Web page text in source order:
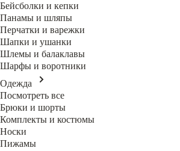
Бейсболки и кепки
Панамы и шляпы
Перчатки и варежки
Шапки и ушанки
Шлемы и балаклавы
Шарфы и воротники
Одежда
Посмотреть все
Брюки и шорты
Комплекты и костюмы
Носки
Пижамы